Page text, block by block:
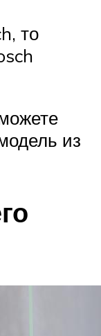
то
из